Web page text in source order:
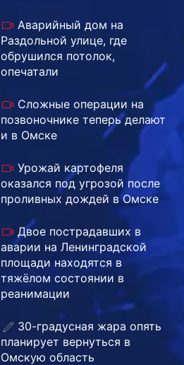
Аварийный дом на
Раздольной улице, где
обрушился потолок,
опечатали
Сложные операции на
позвоночнике теперь делают
и в Омске
Урожай картофеля
оказался под угрозой после
проливных дождей в Омске
Двое пострадавших в
аварии на Ленинградской
площади находятся в
тяжёлом состоянии в
реанимации
30-градусная жара опять
планирует вернуться в
Омскую область